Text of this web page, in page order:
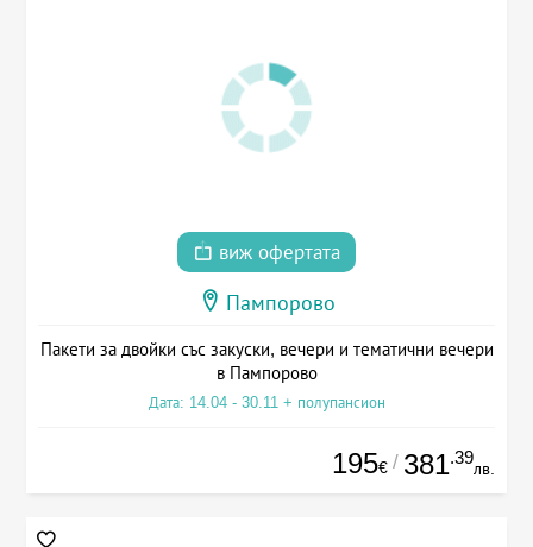
виж офертата
Пампорово
Пакети за двойки със закуски, вечери и тематични вечери
в Пампорово
Дата: 14.04 - 30.11 + полупансион
195€ / 381.39
лв.